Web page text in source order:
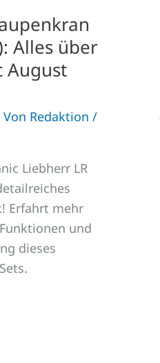
Alles über
August
Redaktion /
Liebherr LR
Erfahrt mehr
und
dieses